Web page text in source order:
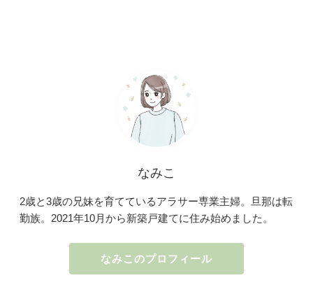
なみこ
2歳と3歳の兄妹を育てているアラサー専業主婦。旦那は転
勤族。2021年10月から新築戸建てに住み始めました。
なみこのプロフィール